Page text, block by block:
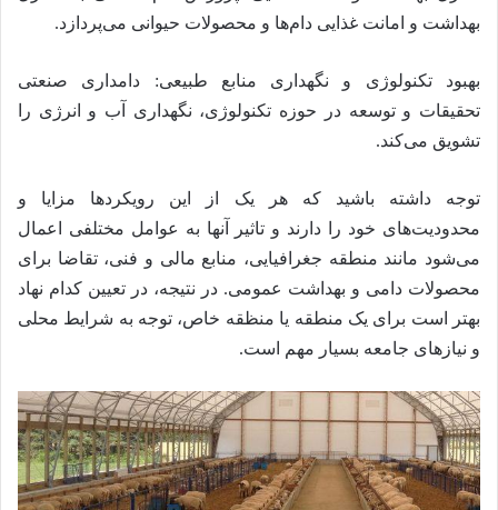
بهداشت و امانت غذایی دام‌ها و محصولات حیوانی می‌پردازد.
بهبود تکنولوژی و نگهداری منابع طبیعی: دامداری صنعتی
تحقیقات و توسعه در حوزه تکنولوژی، نگهداری آب و انرژی را
تشویق می‌کند.
توجه داشته باشید که هر یک از این رویکردها مزایا و
محدودیت‌های خود را دارند و تاثیر آنها به عوامل مختلفی اعمال
می‌شود مانند منطقه جغرافیایی، منابع مالی و فنی، تقاضا برای
محصولات دامی و بهداشت عمومی. در نتیجه، در تعیین کدام نهاد
بهتر است برای یک منطقه یا منظقه خاص، توجه به شرایط محلی
و نیازهای جامعه بسیار مهم است.